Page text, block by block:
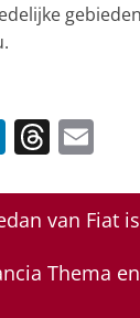
Li
k
e
dI
T
re
a
d
ai
l
van Fiat
Thema